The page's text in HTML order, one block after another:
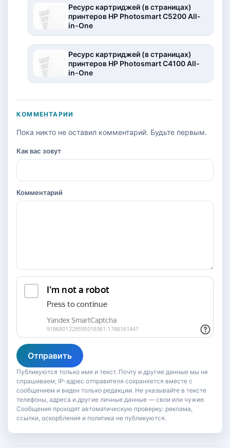
Ресурс картриджей (в страницах)
принтеров HP Photosmart C5200 All-
in-One
Ресурс картриджей (в страницах)
принтеров HP Photosmart C4100 All-
in-One
КОММЕНТАРИИ
Пока никто не оставил комментарий. Будьте первым.
Как вас зовут
Комментарий
Отправить
Публикуются только имя и текст. Почту и другие данные мы не
спрашиваем; IP-адрес отправителя сохраняется вместе с
сообщением и виден только редакции. Не указывайте в тексте
телефоны, адреса и другие личные данные — свои или чужие.
Сообщения проходят автоматическую проверку: реклама,
ссылки, оскорбления и политика не публикуются.